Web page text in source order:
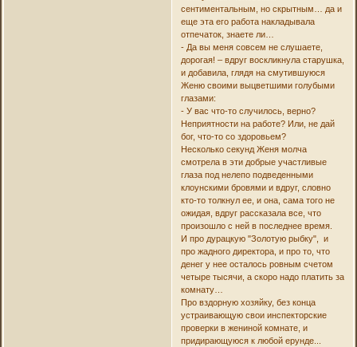
сентиментальным, но скрытным… да и
еще эта его работа накладывала
отпечаток, знаете ли…
- Да вы меня совсем не слушаете,
дорогая! – вдруг воскликнула старушка,
и добавила, глядя на смутившуюся
Женю своими выцветшими голубыми
глазами:
- У вас что-то случилось, верно?
Неприятности на работе? Или, не дай
бог, что-то со здоровьем?
Несколько секунд Женя молча
смотрела в эти добрые участливые
глаза под нелепо подведенными
клоунскими бровями и вдруг, словно
кто-то толкнул ее, и она, сама того не
ожидая, вдруг рассказала все, что
произошло с ней в последнее время.
И про дурацкую "Золотую рыбку", и
про жадного директора, и про то, что
денег у нее осталось ровным счетом
четыре тысячи, а скоро надо платить за
комнату…
Про вздорную хозяйку, без конца
устраивающую свои инспекторские
проверки в жениной комнате, и
придирающуюся к любой ерунде...